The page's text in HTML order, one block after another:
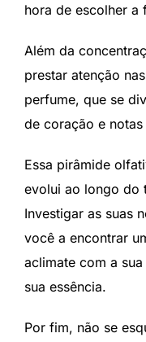
hora de escolher a
Além da
prestar atenção
perfume, que se
de coração e
Essa pirâmide
evolui ao longo do
Investigar as suas
você a encontrar
aclimate com a
sua essência.
Por fim, não se